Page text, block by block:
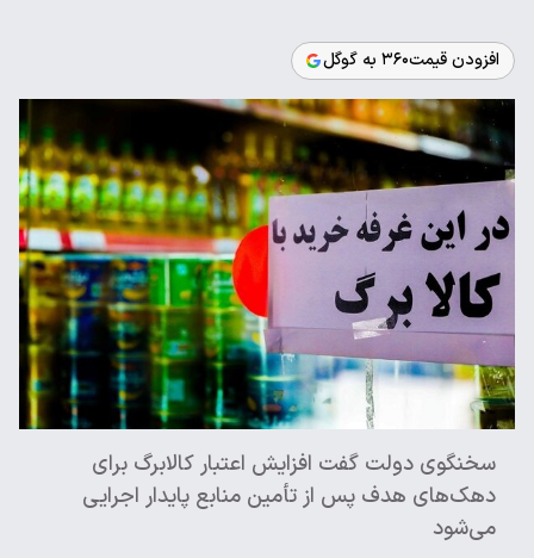
افزودن قیمت۳۶۰ به گوگل
سخنگوی دولت گفت افزایش اعتبار کالابرگ برای
دهک‌های هدف پس از تأمین منابع پایدار اجرایی
می‌شود